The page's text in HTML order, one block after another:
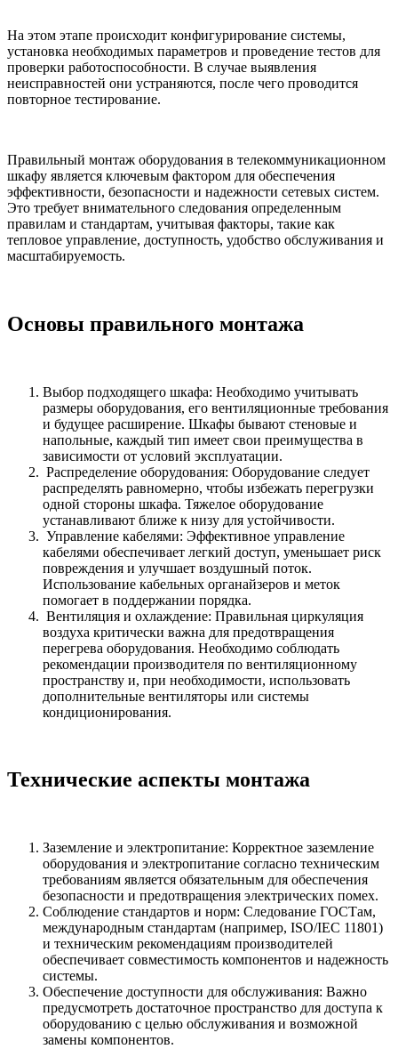
На этом этапе происходит конфигурирование системы,
установка необходимых параметров и проведение тестов для
проверки работоспособности. В случае выявления
неисправностей они устраняются, после чего проводится
повторное тестирование.
Правильный монтаж оборудования в телекоммуникационном
шкафу является ключевым фактором для обеспечения
эффективности, безопасности и надежности сетевых систем.
Это требует внимательного следования определенным
правилам и стандартам, учитывая факторы, такие как
тепловое управление, доступность, удобство обслуживания и
масштабируемость.
Основы правильного монтажа
Выбор подходящего шкафа: Необходимо учитывать
размеры оборудования, его вентиляционные требования
и будущее расширение. Шкафы бывают стеновые и
напольные, каждый тип имеет свои преимущества в
зависимости от условий эксплуатации.
Распределение оборудования: Оборудование следует
распределять равномерно, чтобы избежать перегрузки
одной стороны шкафа. Тяжелое оборудование
устанавливают ближе к низу для устойчивости.
Управление кабелями: Эффективное управление
кабелями обеспечивает легкий доступ, уменьшает риск
повреждения и улучшает воздушный поток.
Использование кабельных органайзеров и меток
помогает в поддержании порядка.
Вентиляция и охлаждение: Правильная циркуляция
воздуха критически важна для предотвращения
перегрева оборудования. Необходимо соблюдать
рекомендации производителя по вентиляционному
пространству и, при необходимости, использовать
дополнительные вентиляторы или системы
кондиционирования.
Технические аспекты монтажа
Заземление и электропитание: Корректное заземление
оборудования и электропитание согласно техническим
требованиям является обязательным для обеспечения
безопасности и предотвращения электрических помех.
Соблюдение стандартов и норм: Следование ГОСТам,
международным стандартам (например, ISO/IEC 11801)
и техническим рекомендациям производителей
обеспечивает совместимость компонентов и надежность
системы.
Обеспечение доступности для обслуживания: Важно
предусмотреть достаточное пространство для доступа к
оборудованию с целью обслуживания и возможной
замены компонентов.